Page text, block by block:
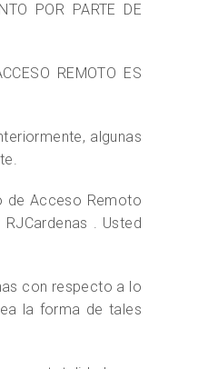
POR PARTE DE
REMOTO ES
algunas
de Acceso Remoto
. Usted
con respecto a lo
la forma de tales